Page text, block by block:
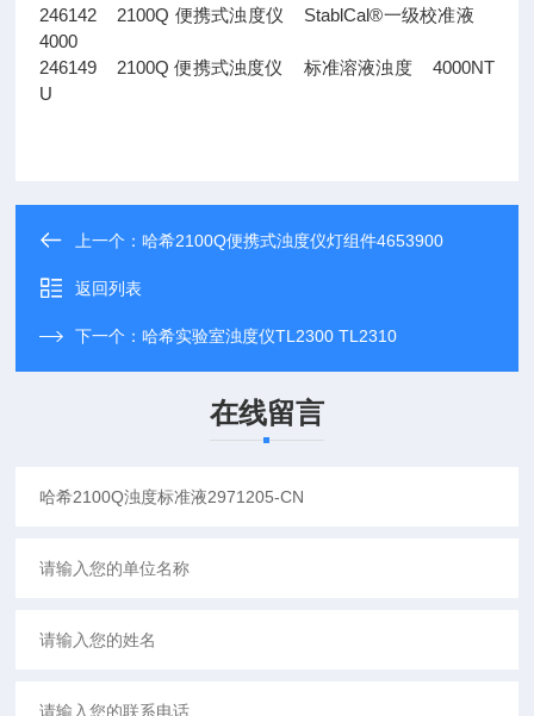
246142 2100Q 便携式浊度仪 StablCal®一级校准液
4000
246149 2100Q 便携式浊度仪 标准溶液浊度 4000NT
U
上一个：哈希2100Q便携式浊度仪灯组件4653900
返回列表
下一个：哈希实验室浊度仪TL2300 TL2310
在线留言